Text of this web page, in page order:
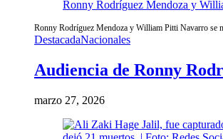
Ronny Rodríguez Mendoza y
Ronny Rodríguez Mendoza y William Pitti Navarro se
DestacadaNacionales
Audiencia de Ronny
marzo 27, 2026